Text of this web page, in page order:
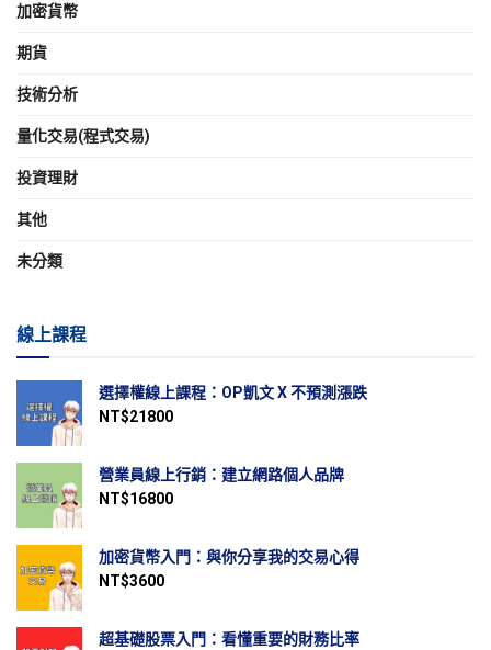
加密貨幣
期貨
技術分析
量化交易(程式交易)
投資理財
其他
未分類
線上課程
選擇權線上課程：OP凱文 X 不預測漲跌
NT$21800
營業員線上行銷：建立網路個人品牌
NT$16800
加密貨幣入門：與你分享我的交易心得
NT$3600
超基礎股票入門：看懂重要的財務比率